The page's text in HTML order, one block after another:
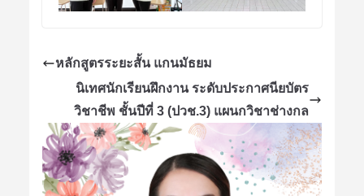
หลักสูตรระยะสั้น แกนมัธยม
นิเทศนักเรียนฝึกงาน ระดับประกาศนียบัตร
วิชาชีพ ชั้นปีที่ 3 (ปวช.3) แผนกวิชาช่างกล